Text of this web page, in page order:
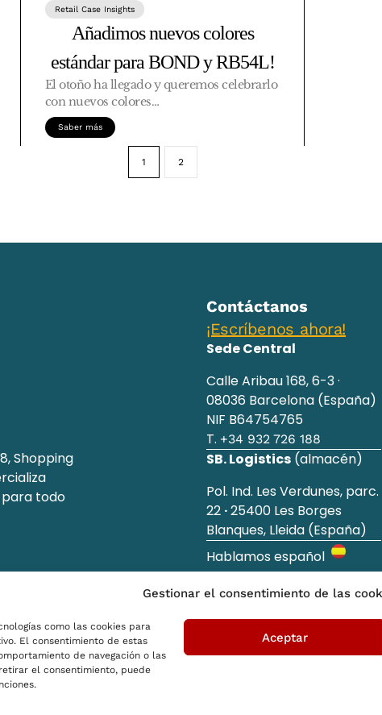
Gestionar el consentimiento de las
como las cookies para
El consentimiento de estas
de navegación o las
el consentimiento, puede
Aceptar
Retail Case Insights
Añadimos nuevos colores
estándar para BOND y RB54L!
El otoño ha llegado y queremos celebrarlo
con nuevos colores…
Saber más
1 2
Shopping
todo
Contáctanos
¡Escríbenos ahora!
Sede Central
Calle Aribau 168, 6-3 ·
08036 Barcelona (España)
NIF B64754765
T. +34 932 726 188
SB. Logistics (almacén)
Pol. Ind. Les Verdunes, parc.
22 ·25400 Les Borges
Blanques, Lleida (España)
Hablamos español
© 2026 SB Shopping Basket. All rights